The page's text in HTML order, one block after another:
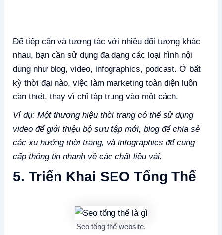
Để tiếp cận và tương tác với nhiều đối tượng khác
nhau, bạn cần sử dụng đa dạng các loại hình nội
dung như blog, video, infographics, podcast. Ở bất
kỳ thời đại nào, việc làm marketing toàn diện luôn
cần thiết, thay vì chỉ tập trung vào một cách.
Ví dụ: Một thương hiệu thời trang có thể sử dụng
video để giới thiệu bộ sưu tập mới, blog để chia sẻ
các xu hướng thời trang, và infographics để cung
cấp thông tin nhanh về các chất liệu vải.
5. Triển Khai SEO Tổng Thể
Seo tổng thể website.